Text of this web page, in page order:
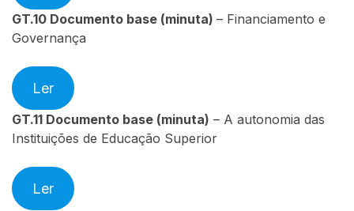
GT.10 Documento base (minuta) – Financiamento e
Governança
Ler
GT.11 Documento base (minuta) – A autonomia das
Instituições de Educação Superior
Ler